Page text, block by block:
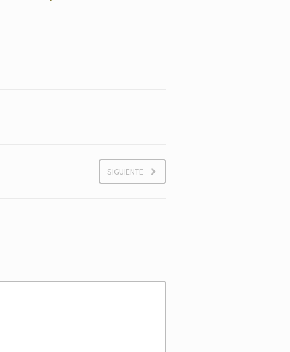
SIGUIENTE